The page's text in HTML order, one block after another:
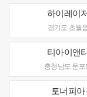
하이레이
경기도 초월
티아이앤
충청남도 둔포
토너피아